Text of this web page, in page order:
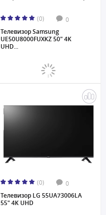
(0) 0
Телевизор Samsung
UE50U8000FUXKZ 50" 4K
UHD...
(0) 0
Телевизор LG 55UA73006LA
55" 4K UHD